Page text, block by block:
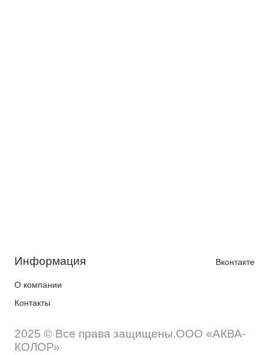
Информация
О компании
Контакты
Вконтакте
2025 © Все права защищены.ООО «АКВА-
КОЛОР»